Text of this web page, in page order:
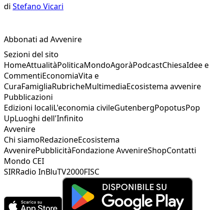
di Stefano Vicari
Abbonati ad Avvenire
Sezioni del sito
HomeAttualitàPoliticaMondoAgoràPodcastChiesaIdee e
CommentiEconomiaVita e
CuraFamigliaRubricheMultimediaEcosistema avvenire
Pubblicazioni
Edizioni localiL'economia civileGutenbergPopotusPop
UpLuoghi dell'Infinito
Avvenire
Chi siamoRedazioneEcosistema
AvvenirePubblicitàFondazione AvvenireShopContatti
Mondo CEI
SIRRadio InBluTV2000FISC